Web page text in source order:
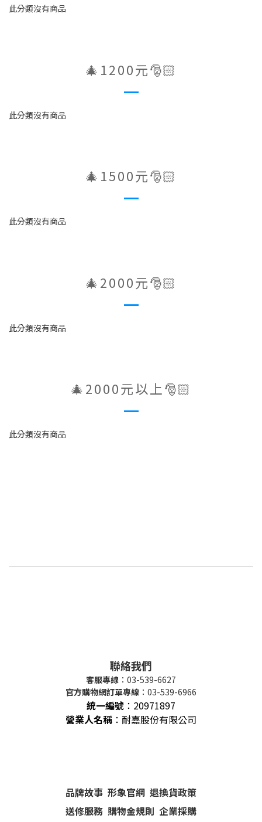
此分類沒有商品
🎄1200元🎅🏻
此分類沒有商品
🎄1500元🎅🏻
此分類沒有商品
🎄2000元🎅🏻
此分類沒有商品
🎄2000元以上🎅🏻
此分類沒有商品
聯絡我們
客服專線 ：03-539-6627
官方購物網訂單專線 ：03-539-6966
統一編號 ： 20971897
營業人名稱 ：耐嘉股份有限公司
品牌故事 形象官網 退換貨政策
送修服務 購物金規則 企業採購